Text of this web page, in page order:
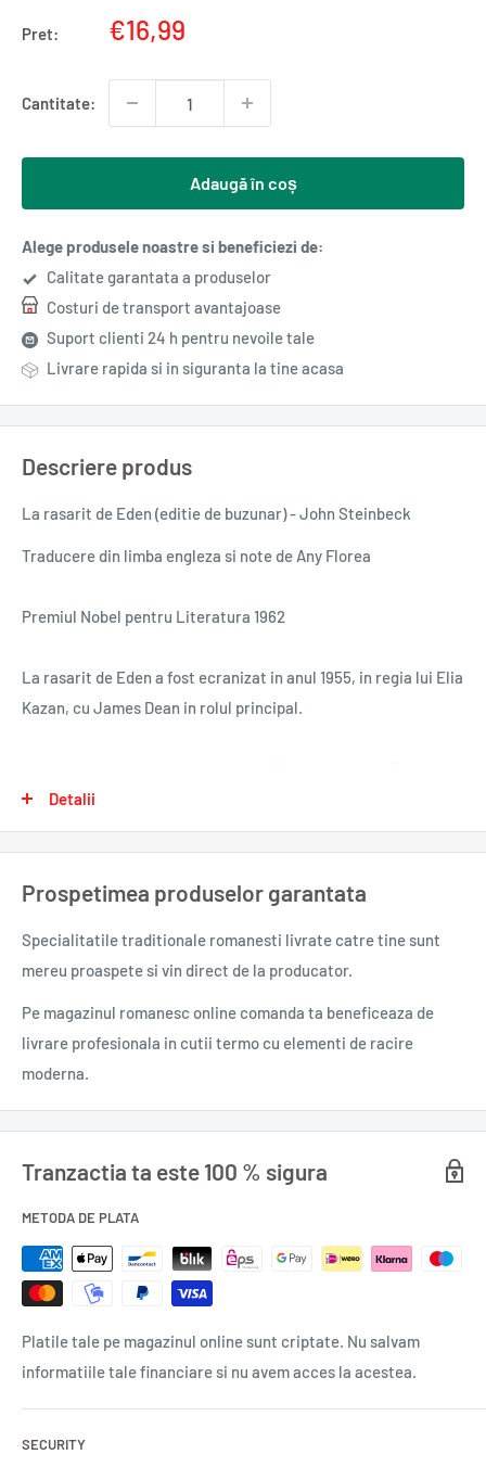
Pret:
Pret
€16,99
Cantitate:
Adaugă în coș
Alege produsele noastre si beneficiezi de:
Calitate garantata a produselor
Costuri de transport avantajoase
Suport clienti 24 h pentru nevoile tale
Livrare rapida si in siguranta la tine acasa
Descriere produs
La rasarit de Eden (editie de buzunar) - John Steinbeck
Traducere din limba engleza si note de Any Florea
Premiul Nobel pentru Literatura 1962
La rasarit de Eden a fost ecranizat in anul 1955, in regia lui Elia
Kazan, cu James Dean in rolul principal.
reconstruieste povestea biblica a lui Cain si Abel in decorul
Vaii Salinas din California. Romanul, a carui actiune se intinde
din timpul Razboiului Civil american pina la sfirsitul Primului
Razboi Mondial, urmareste conflictele dintre doua generatii de
„Scriu aceasta carte pentru baietii mei... Le voi istorisi una
dintre cele mai marete povesti, poate cea mai mare dintre
toate − o poveste despre bine si rau, despre putere si
nevolnicie, despre iubire si ura, despre frumusete si
(John Steinbeck)
Colecție: TOP 10+
Tip ediție: broșată
Format: 106x180
0,360 gr.
Detalii
Prospetimea produselor garantata
Specialitatile traditionale romanesti livrate catre tine sunt
mereu proaspete si vin direct de la producator.
Pe magazinul romanesc online comanda ta beneficeaza de
livrare profesionala in cutii termo cu elementi de racire
moderna.
Tranzactia ta este 100 % sigura
METODA DE PLATA
Platile tale pe magazinul online sunt criptate. Nu salvam
informatiile tale financiare si nu avem acces la acestea.
SECURITY